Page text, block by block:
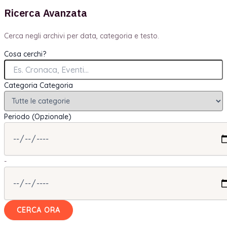
Ricerca Avanzata
Cerca negli archivi per data, categoria e testo.
Cosa cerchi?
Categoria Categoria
Periodo (Opzionale)
-
CERCA ORA